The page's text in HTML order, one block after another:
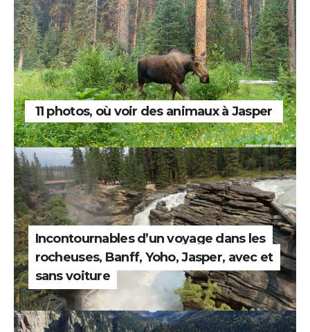
11 photos, où voir des animaux à Jasper
Incontournables d’un voyage dans les
rocheuses, Banff, Yoho, Jasper, avec et
sans voiture